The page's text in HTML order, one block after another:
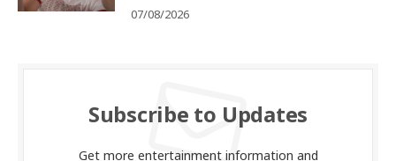
07/08/2026
Subscribe to Updates
Get more entertainment information and